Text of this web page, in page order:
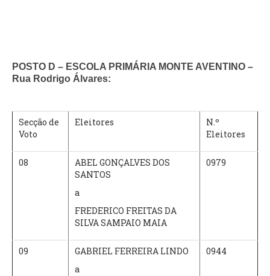
POSTO D – ESCOLA PRIMÁRIA MONTE AVENTINO –
Rua Rodrigo Álvares:
Secção de
Voto
Eleitores
N.º
Eleitores
08
ABEL GONÇALVES DOS
SANTOS
a
FREDERICO FREITAS DA
SILVA SAMPAIO MAIA
0979
09
GABRIEL FERREIRA LINDO
a
0944